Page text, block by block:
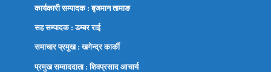
कार्यकारी सम्पादक : बृजमान तामाङ
सह सम्पादक : डम्बर राई
समाचार प्रमुख : खगेन्द्र कार्की
प्रमुख सम्वाददाता : शिवप्रसाद आचार्य